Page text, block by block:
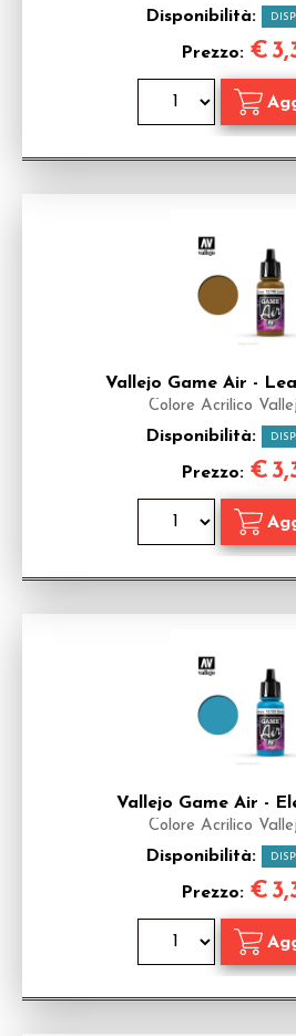
Disponibilità:
Prezzo: €
Vallejo Game Air -
Colore Acrilico
Disponibilità:
Prezzo: €
Vallejo Game Air -
Colore Acrilico
Disponibilità:
Prezzo: €